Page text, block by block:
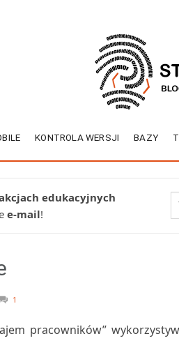
KONTROLA WERSJI BAZY
edukacyjnych
e-mail!
1
pracowników”